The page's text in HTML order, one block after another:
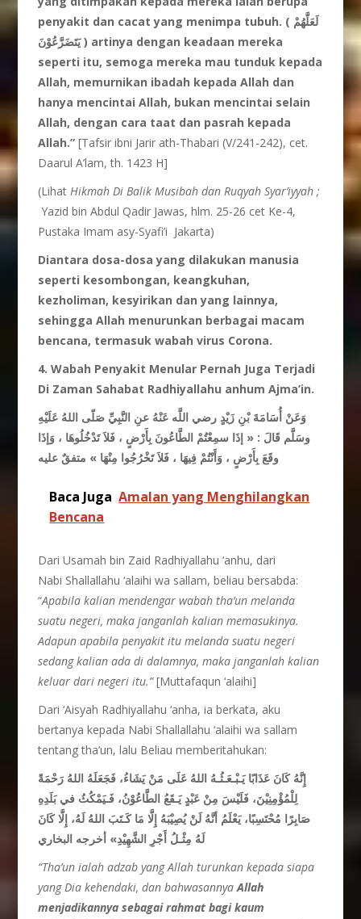
penyakit dan cacat yang menimpa tubuh. ( لَعَلَّهُمْ
يَتَضَرَّعُوْنَ) artinya dengan keadaan mereka
seperti itu, semoga mereka mau tunduk kepada
Allah, memurnikan ibadah kepada Allah dan
hanya mencintai Allah, bukan mencintai selain
Allah, dengan cara taat dan pasrah kepada
Allah.”[Tafsir ibni Jarir ath-Thabari (V/241-242), cet.
Daarul A’lam, th. 1423 H]
(Lihat Hikmah Di Balik Musibah dan Ruqyah Syar’iyyah ;
Yazid bin Abdul Qadir Jawas, hlm. 25-26 cet Ke-4,
Pustaka Imam asy-Syafi’i Jakarta)
Diantara dosa-dosa yang dilakukan manusia
seperti kesombongan, keangkuhan,
kezholiman, kesyirikan dan yang lainnya,
sehingga Allah menurunkan berbagai macam
bencana, termasuk wabah virus Corona.
4. Wabah Penyakit Menular Pernah Juga Terjadi
Di Zaman Sahabat Radhiyallahu anhum Ajma’in.
وَعَنْ أُسَامَةَ بْنِ زَيْدٍ رضي اللَّه عَنْهُ عنِ النَّبِيِّ صَلّى اللهُ عَلَيْهِ
وسَلَّم قَالَ : « إذَا سمِعْتُمْ الطَّاعُونَ بِأَرْضٍ ، فَلاَ تَدْخُلُوهَا ، وَإذَا
وقَعَ بِأَرْضٍ ، وَأَنْتُمْ فِيهَا ، فَلاَ تَخْرُجُوا مِنْهَا » متفقٌ عليه
Baca Juga Amalan yang Menghilangkan
Bencana
Dari Usamah bin Zaid Radhiyallahu ‘anhu, dari
Nabi Shallallahu ‘alaihi wa sallam, beliau bersabda:
“Apabila kalian mendengar wabah tha’un melanda
suatu negeri, maka janganlah kalian memasukinya.
Adapun apabila penyakit itu melanda suatu negeri
sedang kalian ada di dalamnya, maka janganlah kalian
keluar dari negeri itu.”[Muttafaqun ‘alaihi]
Dari ‘Aisyah Radhiyallahu ‘anha, ia berkata, aku
bertanya kepada Nabi Shallallahu ‘alaihi wa sallam
tentang tha’un, lalu Beliau memberitahukan:
إنَّهُ كَانَ عَذَابًا يَـبْـعَـثُـهُ اللهُ عَلَى مَنْ يَشَاءُ، فَجَعَلَهُ اللهُ رَحْمَةً
لِلْمُؤْمِنِيْنَ، فَلَيْسَ مِنْ عَبْدٍ يَـقَعُ الطَّاعُوْنُ، فَـيَمْكُثُ في بَلَدِهِ
صَابِرًا مُحْتَسِبًا، يَعْلَمُ أنَّهُ لَنْ يُصِيْبَهُ إِلَّا مَا كَـتَبَ اللهُ لَهُ، إِلَّا كَانَ
لَهُ مِثْـلُ أَجْرِ الشَّهِيْدِ» أخرجه البخاري
“Tha’un ialah adzab yang Allah turunkan kepada siapa
yang Dia kehendaki, dan bahwasannya Allah
menjadikannya sebagai rahmat bagi kaum